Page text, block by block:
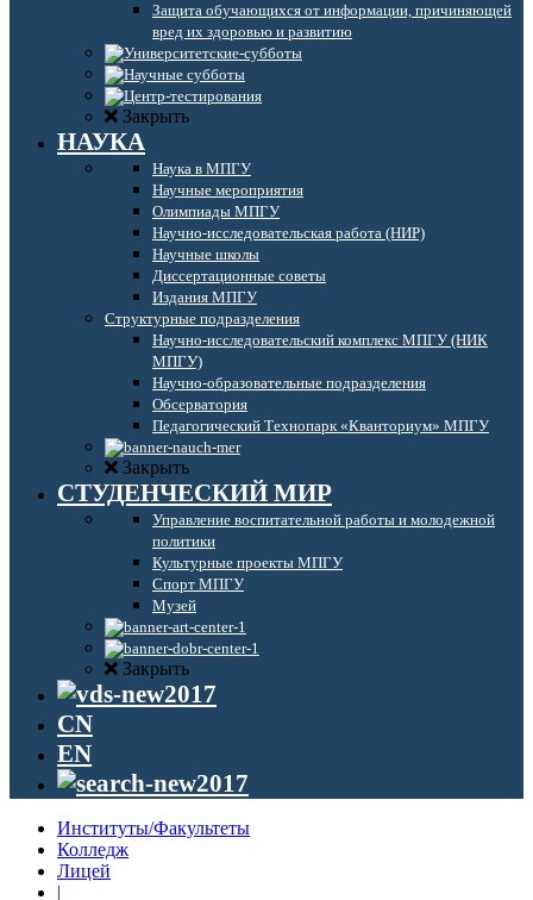
Защита обучающихся от информации, причиняющей
вред их здоровью и развитию
Закрыть
НАУКА
Наука в МПГУ
Научные мероприятия
Олимпиады МПГУ
Научно-исследовательская работа (НИР)
Научные школы
Диссертационные советы
Издания МПГУ
Структурные подразделения
Научно-исследовательский комплекс МПГУ (НИК
МПГУ)
Научно-образовательные подразделения
Обсерватория
Педагогический Технопарк «Кванториум» МПГУ
Закрыть
СТУДЕНЧЕСКИЙ МИР
Управление воспитательной работы и молодежной
политики
Культурные проекты МПГУ
Спорт МПГУ
Музей
Закрыть
CN
EN
Институты/Факультеты
Колледж
Лицей
|